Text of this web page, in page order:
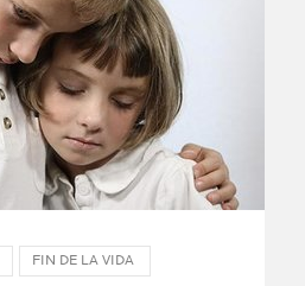
FIN DE LA VIDA